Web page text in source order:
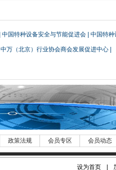
中国特种设备安全与节能促进会 中国特种
中万（北京）行业协会商会发展促进中心
政策法规 会员专区 会员动态
设为首页